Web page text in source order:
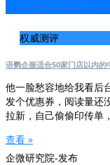
权威测评
语鹦企服适合50家门店以内的
他一脸愁容地给我看后
发个优惠券，阅读量还
拉新，自己偷偷印传单
查看 »
企微研究院-发布